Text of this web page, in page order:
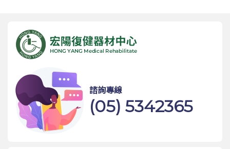
諮詢專線
(05) 5342365